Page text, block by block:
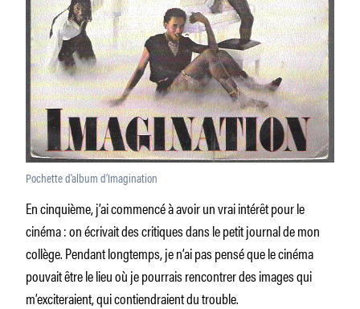
Pochette d’album d’Imagination
En cinquième, j’ai commencé à avoir un vrai intérêt pour le
cinéma : on écrivait des critiques dans le petit journal de mon
collège. Pendant longtemps, je n’ai pas pensé que le cinéma
pouvait être le lieu où je pourrais rencontrer des images qui
m’exciteraient, qui contiendraient du trouble.